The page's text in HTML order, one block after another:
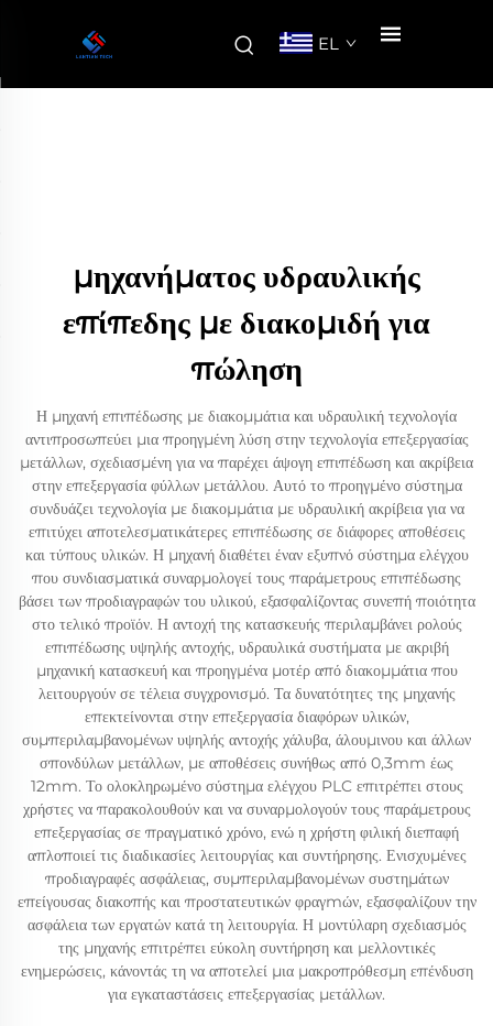
EL
μηχανήματος υδραυλικής
επίπεδης με διακομιδή για
πώληση
Η μηχανή επιπέδωσης με διακομμάτια και υδραυλική τεχνολογία
αντιπροσωπεύει μια προηγμένη λύση στην τεχνολογία επεξεργασίας
μετάλλων, σχεδιασμένη για να παρέχει άψογη επιπέδωση και ακρίβεια
στην επεξεργασία φύλλων μετάλλου. Αυτό το προηγμένο σύστημα
συνδυάζει τεχνολογία με διακομμάτια με υδραυλική ακρίβεια για να
επιτύχει αποτελεσματικάτερες επιπέδωσης σε διάφορες αποθέσεις
και τύπους υλικών. Η μηχανή διαθέτει έναν εξυπνό σύστημα ελέγχου
που συνδιασματικά συναρμολογεί τους παράμετρους επιπέδωσης
βάσει των προδιαγραφών του υλικού, εξασφαλίζοντας συνεπή ποιότητα
στο τελικό προϊόν. Η αντοχή της κατασκευής περιλαμβάνει ρολούς
επιπέδωσης υψηλής αντοχής, υδραυλικά συστήματα με ακριβή
μηχανική κατασκευή και προηγμένα μοτέρ από διακομμάτια που
λειτουργούν σε τέλεια συγχρονισμό. Τα δυνατότητες της μηχανής
επεκτείνονται στην επεξεργασία διαφόρων υλικών,
συμπεριλαμβανομένων υψηλής αντοχής χάλυβα, άλουμινου και άλλων
σπονδύλων μετάλλων, με αποθέσεις συνήθως από 0,3mm έως
12mm. Το ολοκληρωμένο σύστημα ελέγχου PLC επιτρέπει στους
χρήστες να παρακολουθούν και να συναρμολογούν τους παράμετρους
επεξεργασίας σε πραγματικό χρόνο, ενώ η χρήστη φιλική διεπαφή
απλοποιεί τις διαδικασίες λειτουργίας και συντήρησης. Ενισχυμένες
προδιαγραφές ασφάλειας, συμπεριλαμβανομένων συστημάτων
επείγουσας διακοπής και προστατευτικών φραγmών, εξασφαλίζουν την
ασφάλεια των εργατών κατά τη λειτουργία. Η μοντύλαρη σχεδιασμός
της μηχανής επιτρέπει εύκολη συντήρηση και μελλοντικές
ενημερώσεις, κάνοντάς τη να αποτελεί μια μακροπρόθεσμη επένδυση
για εγκαταστάσεις επεξεργασίας μετάλλων.